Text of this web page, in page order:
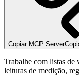
Copiar MCP Server
Trabalhe com listas de
leituras de medição,